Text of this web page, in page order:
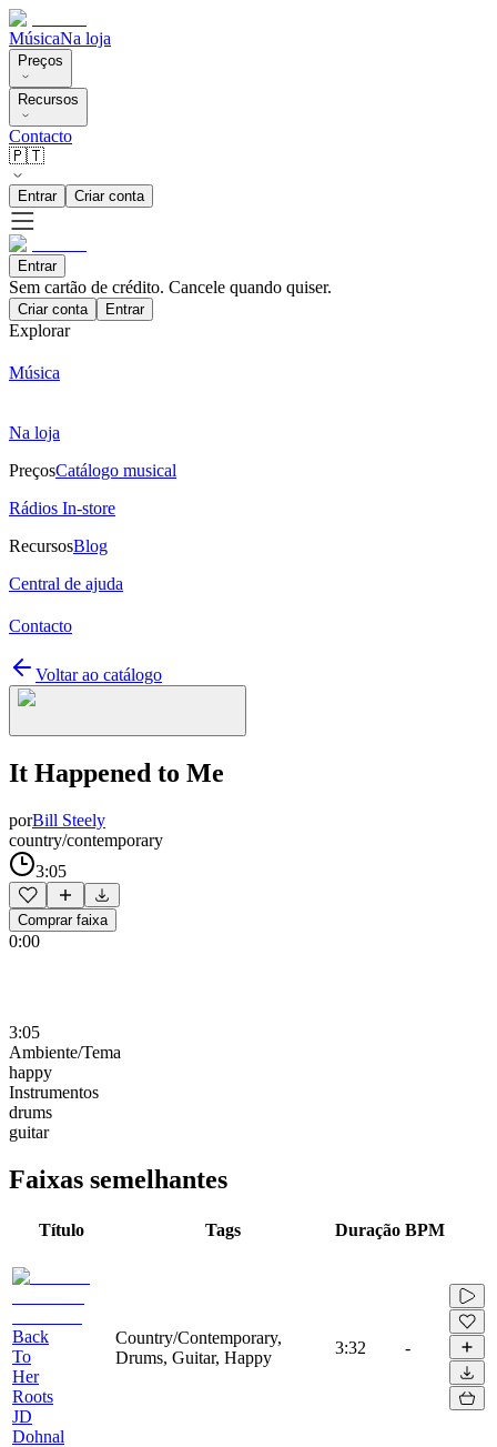
MúsicaNa loja
Preços
Recursos
Contacto
🇵🇹
Entrar Criar conta
Entrar
Sem cartão de crédito. Cancele quando quiser.
Criar conta Entrar
Explorar
Música
Na loja
PreçosCatálogo musical
Rádios In-store
RecursosBlog
Central de ajuda
Contacto
Voltar ao catálogo
It Happened to Me
porBill Steely
country/contemporary
3:05
Comprar faixa
0:00
3:05
Ambiente/Tema
happy
Instrumentos
drums
guitar
Faixas semelhantes
Título Tags Duração BPM
Back
To
Her
Roots
JD
Dohnal
Country/Contemporary,
Drums, Guitar, Happy
3:32 -